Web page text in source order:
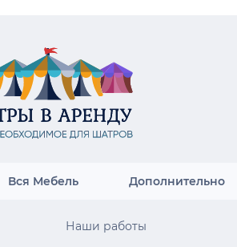
Вся Мебель Дополнительно
Наши работы